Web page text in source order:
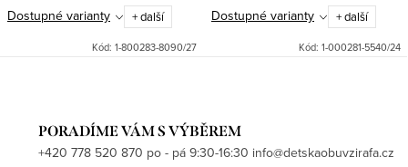
Dostupné varianty + další
Kód: 1-800283-8090/27
Dostupné varianty + další
Kód: 1-000281-5540/24
PORADÍME VÁM S VÝBĚREM
+420 778 520 870 po - pá 9:30-16:30 info@detskaobuvzirafa.cz